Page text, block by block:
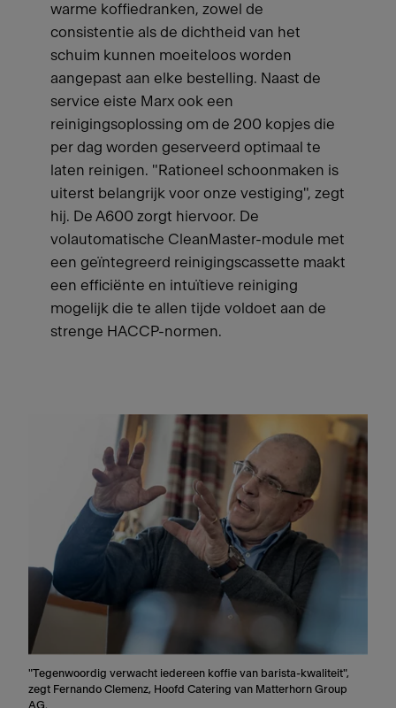
warme koffiedranken, zowel de
consistentie als de dichtheid van het
schuim kunnen moeiteloos worden
aangepast aan elke bestelling. Naast de
service eiste Marx ook een
reinigingsoplossing om de 200 kopjes die
per dag worden geserveerd optimaal te
laten reinigen. "Rationeel schoonmaken is
uiterst belangrijk voor onze vestiging", zegt
hij. De A600 zorgt hiervoor. De
volautomatische CleanMaster-module met
een geïntegreerd reinigingscassette maakt
een efficiënte en intuïtieve reiniging
mogelijk die te allen tijde voldoet aan de
strenge HACCP-normen.
"Tegenwoordig verwacht iedereen koffie van barista-kwaliteit",
zegt Fernando Clemenz, Hoofd Catering van Matterhorn Group
AG.